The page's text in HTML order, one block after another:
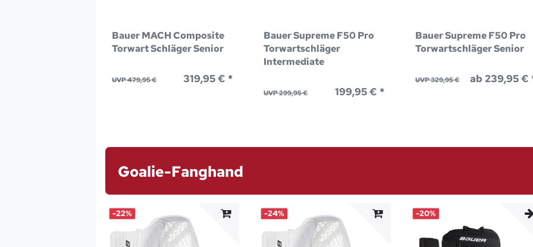
Bauer MACH Composite
Torwart Schläger Senior
UVP 479,95 € 319,95 € *
Bauer Supreme F50 Pro
Torwartschläger
Intermediate
UVP 299,95 € 199,95 € *
Bauer Supreme F50 Pro
Torwartschläger Senior
UVP 329,95 € ab 239,95 €
Goalie-Fanghand
-22% -24% -20%